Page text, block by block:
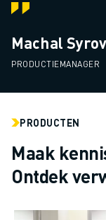
Machal
PRODUCTIEMANAGER
PRODUCTEN
Maak
Ontdek